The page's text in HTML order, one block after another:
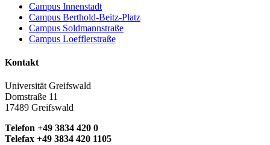
Campus Innenstadt
Campus Berthold-Beitz-Platz
Campus Soldmannstraße
Campus Loefflerstraße
Kontakt
Universität Greifswald
Domstraße 11
17489 Greifswald
Telefon +49 3834 420 0
Telefax +49 3834 420 1105